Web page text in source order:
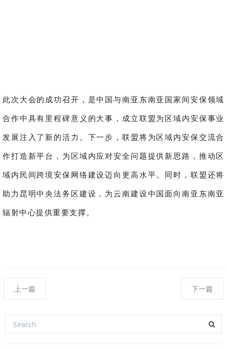
此次大会的成功召开，是中国与南亚东南亚国家间安保领域
合作中具有里程碑意义的大事，成立联盟为区域内安保事业
发展注入了新的活力。下一步，联盟将为区域内安保交流合
作打造新平台，为区域内应对安全问题提供新思路，推动区
域内民间跨境安保网络建设迈向更高水平。同时，联盟还将
助力昆明中央法务区建设，为云南建设中国面向南亚东南亚
辐射中心提供重要支撑。
上一篇 下一篇